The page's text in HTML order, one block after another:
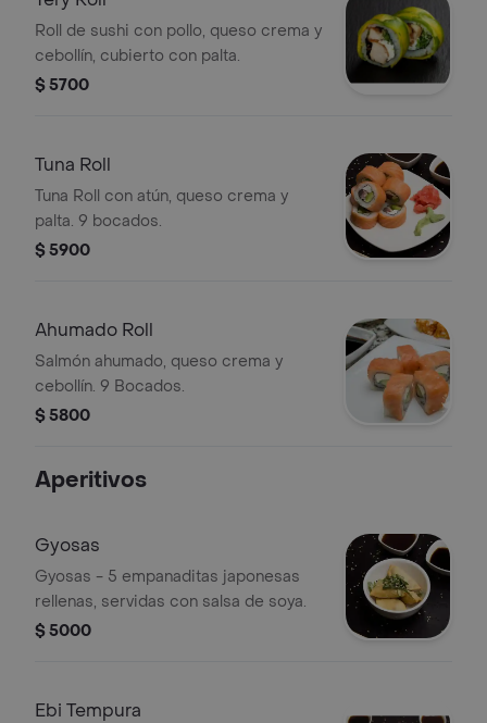
Roll de sushi con pollo, queso crema y
cebollín, cubierto con palta.
$ 5700
Tuna Roll
Tuna Roll con atún, queso crema y
palta. 9 bocados.
$ 5900
Ahumado Roll
Salmón ahumado, queso crema y
cebollín. 9 Bocados.
$ 5800
Aperitivos
Gyosas
Gyosas - 5 empanaditas japonesas
rellenas, servidas con salsa de soya.
$ 5000
Ebi Tempura